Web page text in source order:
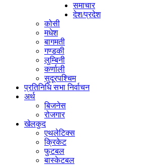
समाचार
देश/प्रदेश
कोसी
मधेश
बागमती
गण्डकी
लुम्बिनी
कर्णाली
सुदूरपश्चिम
प्रतिनिधि सभा निर्वाचन
अर्थ
बिजनेस
रोजगार
खेलकुद
एथलेटिक्स
क्रिकेट
फुटबल
बास्केटबल